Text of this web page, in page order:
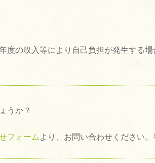
度の収入等により自己負担が発生する
うか？
フォーム より、お問い合わせください